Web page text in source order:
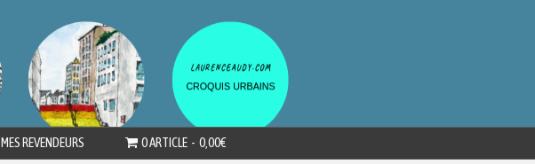
MES REVENDEURS 0 ARTICLE 0,00€